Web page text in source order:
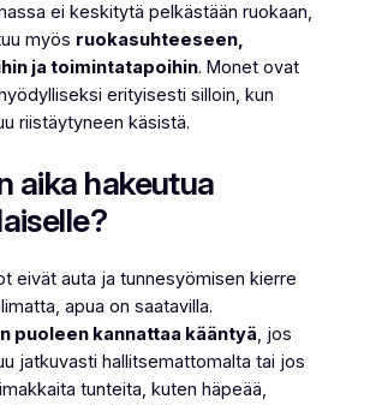
ei keskitytä pelkästään ruokaan,
myös ruokasuhteeseen,
ja toimintatapoihin. Monet ovat
erityisesti silloin, kun
riistäytyneen käsistä.
aika hakeutua
eivät auta ja tunnesyömisen kierre
apua on saatavilla.
puoleen kannattaa kääntyä, jos
jatkuvasti hallitsemattomalta tai jos
tunteita, kuten häpeää,